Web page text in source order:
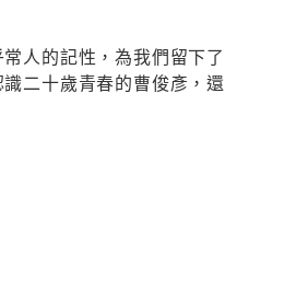
人的記性，為我們留下了
二十歲青春的曹俊彥，還